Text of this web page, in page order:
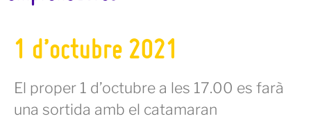
1 d’octubre 2021
El proper 1 d’octubre a les 17.00 es farà
una sortida amb el catamaran